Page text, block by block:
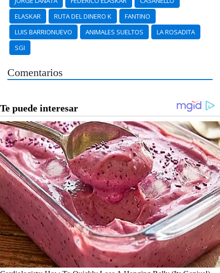
ELASKAR
RUTA DEL DINERO K
FANTINO
LUIS BARRIONUEVO
ANIMALES SUELTOS
LA ROSADITA
SGI
Comentarios